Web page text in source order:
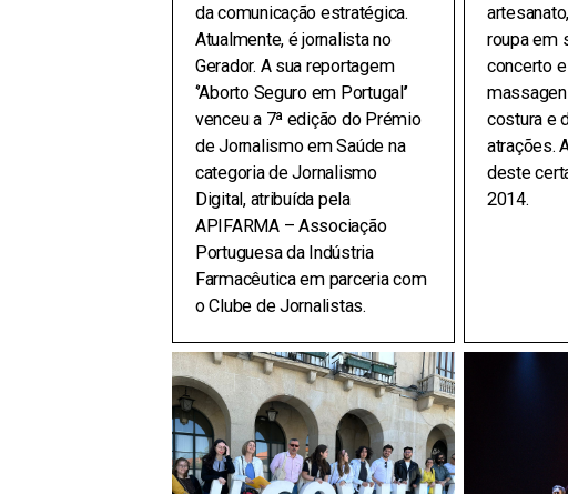
da comunicação estratégica.
Atualmente, é jornalista no
Gerador. A sua reportagem
‘’Aborto Seguro em Portugal’’
venceu a 7ª edição do Prémio
de Jornalismo em Saúde na
categoria de Jornalismo
Digital, atribuída pela
APIFARMA – Associação
Portuguesa da Indústria
Farmacêutica em parceria com
o Clube de Jornalistas.
roupa em
concerto
costura e
atrações.
deste
2014.